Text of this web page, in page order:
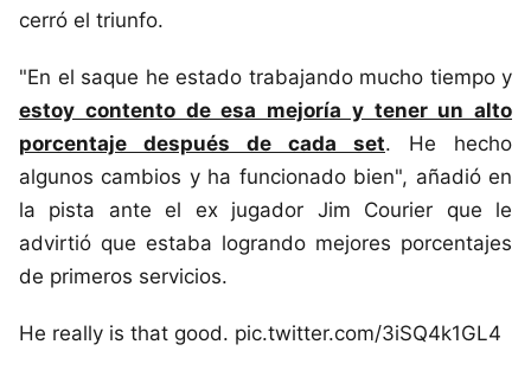
cerró el triunfo.
"En el saque he estado trabajando mucho tiempo y
estoy contento de esa mejoría y tener un alto
porcentaje después de cada set. He hecho
algunos cambios y ha funcionado bien", añadió en
la pista ante el ex jugador Jim Courier que le
advirtió que estaba logrando mejores porcentajes
de primeros servicios.
He really is that good. pic.twitter.com/3iSQ4k1GL4